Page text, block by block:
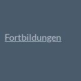
Fortbildungen